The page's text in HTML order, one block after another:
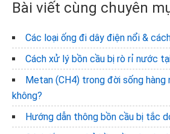
Bài viết cùng chuyên
Các loại ống đi dây điện nổi &
Cách xử lý bồn cầu bị rò rỉ nước
Metan (CH4) trong đời sống hàng
không?
Hướng dẫn thông bồn cầu bị tắc